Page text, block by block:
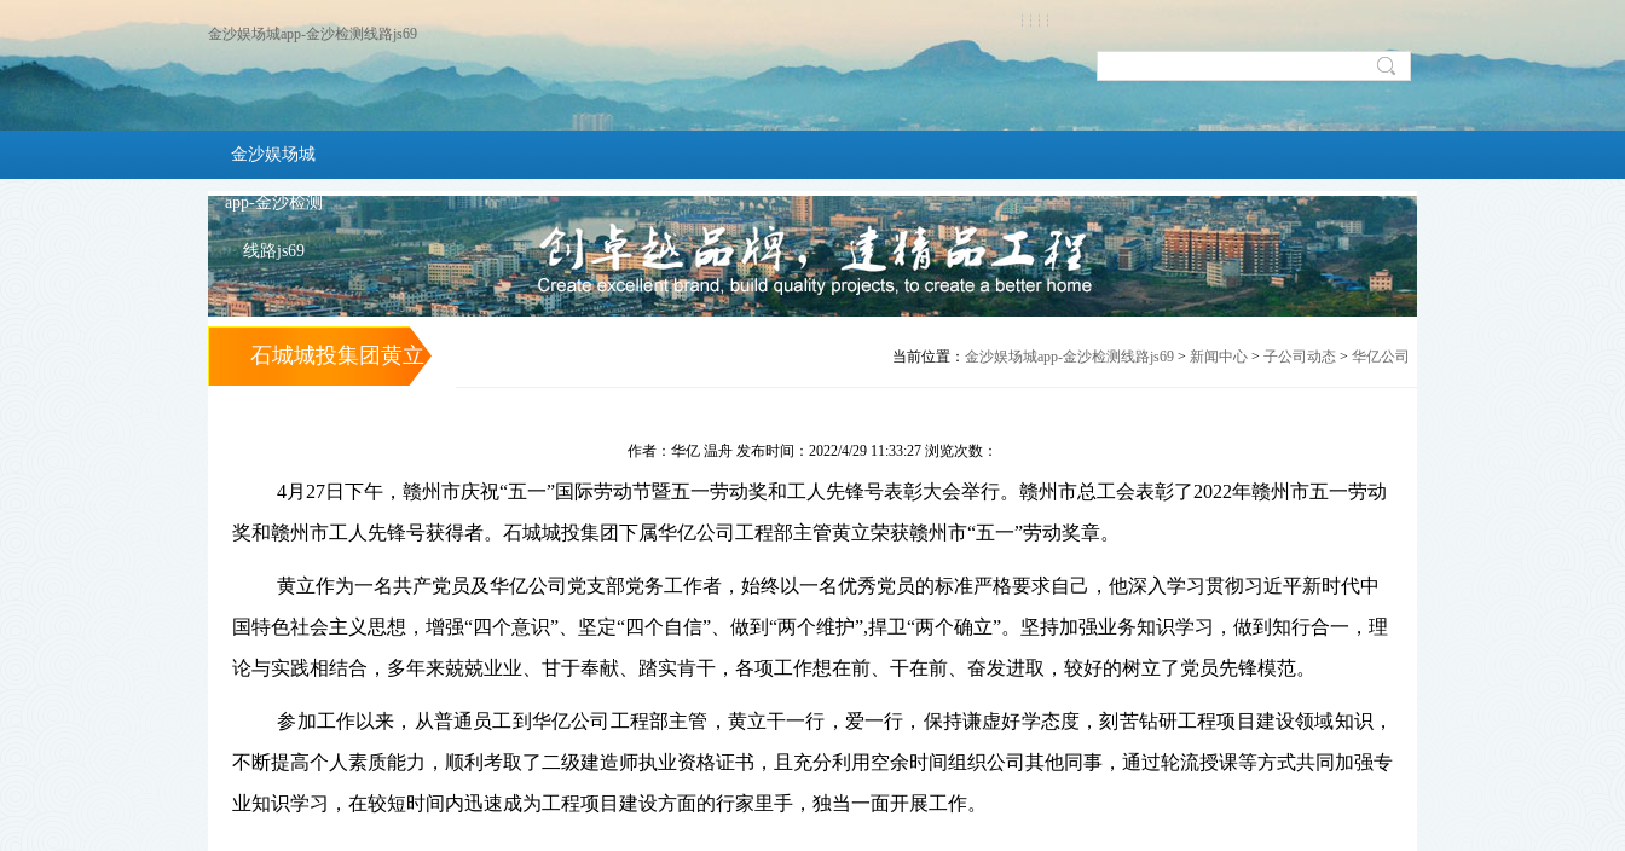
金沙娱场城app-金沙检测线路js69
金沙娱场城
app-金沙检测
线路js69
石城城投集团黄立
娱场城app
当前位置： 金沙娱场城app-金沙检测线路js69 > 新闻中心 > 子公司动态 > 华亿公司
作者：华亿 温舟 发布时间：2022/4/29 11:33:27 浏览次数：
4月27日下午，赣州市庆祝“五一”国际劳动节暨五一劳动奖和工人先锋号表彰大会举行。赣州市总工会表彰了2022年赣州市五一劳动
奖和赣州市工人先锋号获得者。石城城投集团下属华亿公司工程部主管黄立荣获赣州市“五一”劳动奖章。
黄立作为一名共产党员及华亿公司党支部党务工作者，始终以一名优秀党员的标准严格要求自己，他深入学习贯彻习近平新时代中
国特色社会主义思想，增强“四个意识”、坚定“四个自信”、做到“两个维护”,捍卫“两个确立”。坚持加强业务知识学习，做到知行合一，理
论与实践相结合，多年来兢兢业业、甘于奉献、踏实肯干，各项工作想在前、干在前、奋发进取，较好的树立了党员先锋模范。
参加工作以来，从普通员工到华亿公司工程部主管，黄立干一行，爱一行，保持谦虚好学态度，刻苦钻研工程项目建设领域知识，
不断提高个人素质能力，顺利考取了二级建造师执业资格证书，且充分利用空余时间组织公司其他同事，通过轮流授课等方式共同加强专
业知识学习，在较短时间内迅速成为工程项目建设方面的行家里手，独当一面开展工作。